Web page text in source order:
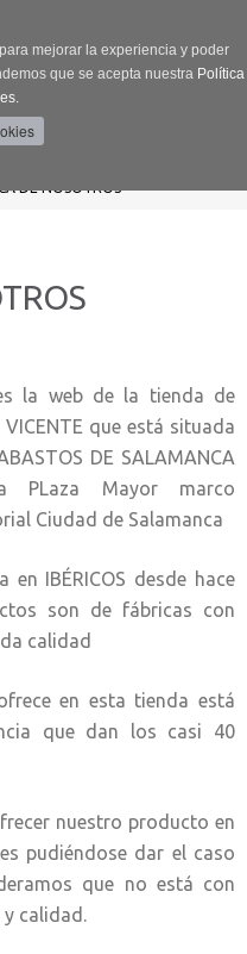
mejorar la experiencia y poder
que se acepta nuestra Política
DE NOSOTROS
de la tienda de
VICENTE que está situada
DE SALAMANCA
Mayor marco
Ciudad de Salamanca
desde hace
son de fábricas con
calidad
esta tienda está
que dan los casi 40
nuestro producto en
pudiéndose dar el caso
que no está con
calidad.